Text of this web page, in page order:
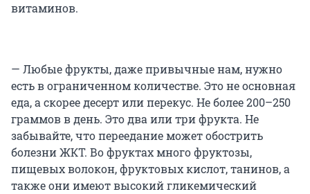
витаминов.
— Любые фрукты, даже привычные нам, нужно
есть в ограниченном количестве. Это не основная
еда, а скорее десерт или перекус. Не более 200–250
граммов в день. Это два или три фрукта. Не
забывайте, что переедание может обострить
болезни ЖКТ. Во фруктах много фруктозы,
пищевых волокон, фруктовых кислот, танинов, а
также они имеют высокий гликемический